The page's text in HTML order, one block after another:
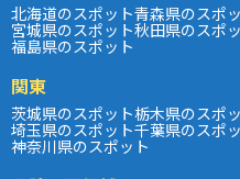
北海道のスポット青森県のスポ
宮城県のスポット秋田県のスポ
福島県のスポット
関東
茨城県のスポット栃木県のスポ
埼玉県のスポット千葉県のスポ
神奈川県のスポット